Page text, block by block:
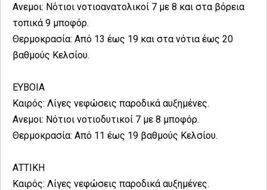
Ανεμοι: Νότιοι νοτιοανατολικοί 7 με 8 και στα βόρεια
τοπικά 9 μποφόρ.
Θερμοκρασία: Από 13 έως 19 και στα νότια έως 20
βαθμούς Κελσίου.
ΕΥΒΟΙΑ
Καιρός: Λίγες νεφώσεις παροδικά αυξημένες.
Ανεμοι: Νότιοι νοτιοδυτικοί 7 με 8 μποφόρ.
Θερμοκρασία: Από 11 έως 19 βαθμούς Κελσίου.
ΑΤΤΙΚΗ
Καιρός: Λίγες νεφώσεις παροδικά αυξημένες.